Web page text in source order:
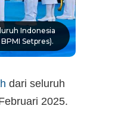
Indonesia
Setpres).
dari seluruh
2025.